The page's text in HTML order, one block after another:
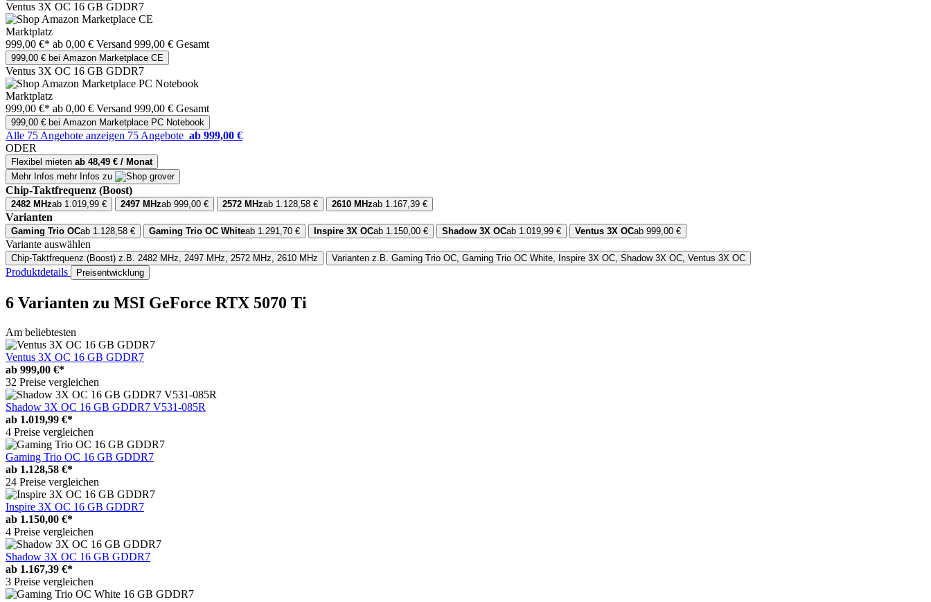
Ventus 3X OC 16 GB GDDR7
Marktplatz
999,00 €* ab 0,00 € Versand 999,00 € Gesamt
999,00 € bei Amazon Marketplace CE
Ventus 3X OC 16 GB GDDR7
Marktplatz
999,00 €* ab 0,00 € Versand 999,00 € Gesamt
999,00 € bei Amazon Marketplace PC Notebook
Alle 75 Angebote anzeigen 75 Angebote ab 999,00 €
ODER
Flexibel mieten ab 48,49 € / Monat
Mehr Infos mehr Infos zu
Chip-Taktfrequenz (Boost)
2482 MHzab 1.019,99 € 2497 MHzab 999,00 € 2572 MHzab 1.128,58 € 2610 MHzab 1.167,39 €
Varianten
Gaming Trio OCab 1.128,58 € Gaming Trio OC Whiteab 1.291,70 € Inspire 3X OCab 1.150,00 € Shadow 3X OCab 1.019,99 € Ventus 3X OCab 999,00 €
Variante auswählen
Chip-Taktfrequenz (Boost) z.B. 2482 MHz, 2497 MHz, 2572 MHz, 2610 MHz Varianten z.B. Gaming Trio OC, Gaming Trio OC White, Inspire 3X OC, Shadow 3X OC, Ventus 3X OC
Produktdetails Preisentwicklung
6 Varianten zu MSI GeForce RTX 5070 Ti
Am beliebtesten
Ventus 3X OC 16 GB GDDR7
ab 999,00 €*
32 Preise vergleichen
Shadow 3X OC 16 GB GDDR7 V531-085R
ab 1.019,99 €*
4 Preise vergleichen
Gaming Trio OC 16 GB GDDR7
ab 1.128,58 €*
24 Preise vergleichen
Inspire 3X OC 16 GB GDDR7
ab 1.150,00 €*
4 Preise vergleichen
Shadow 3X OC 16 GB GDDR7
ab 1.167,39 €*
3 Preise vergleichen